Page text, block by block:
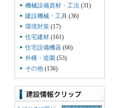
機械設備資材・工法 (31)
建設機械・工具 (36)
環境対策 (17)
住宅建材 (161)
住宅設備機器 (66)
外構・造園 (53)
その他 (136)